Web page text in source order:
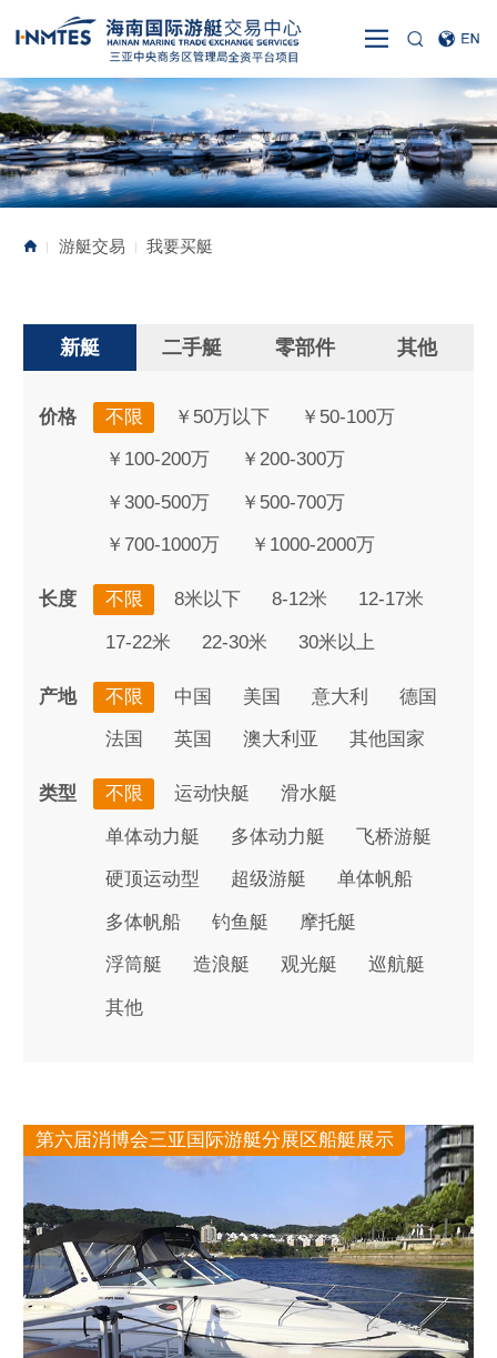
| 游艇交易 | 我要买艇
新艇 二手艇 零部件 其他
价格 不限 ￥50万以下 ￥50-100万
￥100-200万 ￥200-300万
￥300-500万 ￥500-700万
￥700-1000万 ￥1000-2000万
长度 不限 8米以下 8-12米 12-17米
17-22米 22-30米 30米以上
产地 不限 中国 美国 意大利 德国
法国 英国 澳大利亚 其他国家
类型 不限 运动快艇 滑水艇
单体动力艇 多体动力艇 飞桥游艇
硬顶运动型 超级游艇 单体帆船
多体帆船 钓鱼艇 摩托艇
浮筒艇 造浪艇 观光艇 巡航艇
其他
第六届消博会三亚国际游艇分展区船艇展示